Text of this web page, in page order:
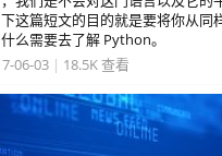
这篇短文的目的就是要将你从同
么需要去了解 Python。
06-03 | 18.5K 查看